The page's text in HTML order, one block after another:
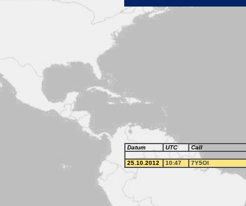
Datum UTC Call
25.10.2012 10:47 7Y5OI